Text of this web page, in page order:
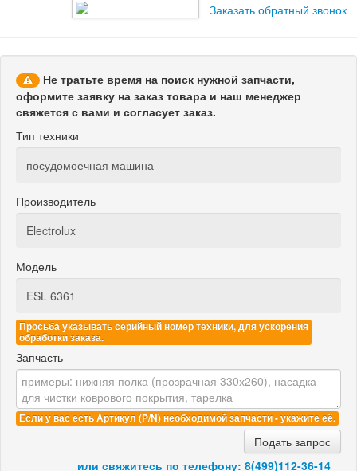
Заказать обратный звонок
Не тратьте время на поиск нужной запчасти,
оформите заявку на заказ товара и наш менеджер
свяжется с вами и согласует заказ.
Тип техники
Производитель
Модель
Просьба указывать серийный номер техники, для ускорения
обработки заказа.
Запчасть
Если у вас есть Артикул (P/N) необходимой запчасти - укажите её.
Подать запрос
или свяжитесь по телефону: 8(499)112-36-14